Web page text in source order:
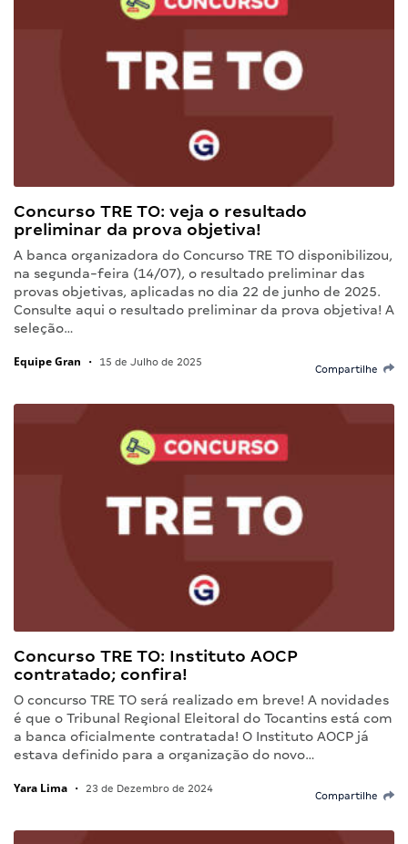
Concurso TRE TO: veja o resultado
preliminar da prova objetiva!
A banca organizadora do Concurso TRE TO disponibilizou,
na segunda-feira (14/07), o resultado preliminar das
provas objetivas, aplicadas no dia 22 de junho de 2025.
Consulte aqui o resultado preliminar da prova objetiva! A
seleção…
Equipe Gran • 15 de Julho de 2025
Compartilhe
Concurso TRE TO: Instituto AOCP
contratado; confira!
O concurso TRE TO será realizado em breve! A novidades
é que o Tribunal Regional Eleitoral do Tocantins está com
a banca oficialmente contratada! O Instituto AOCP já
estava definido para a organização do novo…
Yara Lima • 23 de Dezembro de 2024
Compartilhe